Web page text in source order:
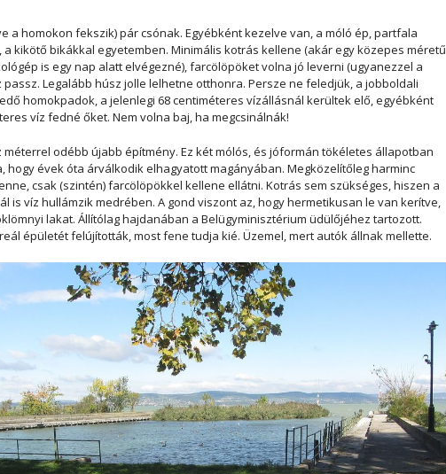
a homokon fekszik) pár csónak. Egyébként kezelve van, a móló ép, partfala
kikötő bikákkal egyetemben. Minimális kotrás kellene (akár egy közepes méretű
is egy nap alatt elvégezné), farcölöpöket volna jó leverni (ugyanezzel a
passz. Legalább húsz jolle lelhetne otthonra. Persze ne feledjük, a jobboldali
homokpadok, a jelenlegi 68 centiméteres vízállásnál kerültek elő, egyébként
víz fedné őket. Nem volna baj, ha megcsinálnák!
odébb újabb építmény. Ez két mólós, és jóformán tökéletes állapotban
hogy évek óta árválkodik elhagyatott magányában. Megközelítőleg harminc
csak (szintén) farcölöpökkel kellene ellátni. Kotrás sem szükséges, hiszen a
is víz hullámzik medrében. A gond viszont az, hogy hermetikusan le van kerítve,
lakat. Állítólag hajdanában a Belügyminisztérium üdülőjéhez tartozott.
épületét felújították, most fene tudja kié. Üzemel, mert autók állnak mellette.